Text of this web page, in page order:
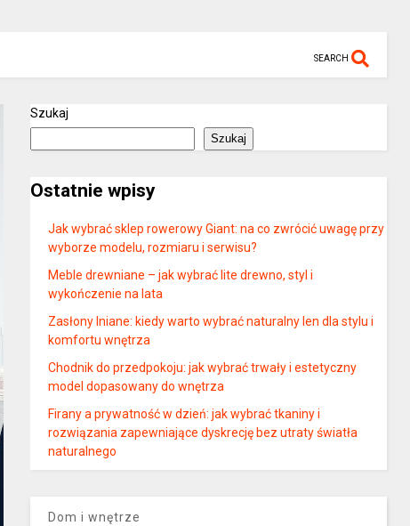
SEARCH
Szukaj
Szukaj
Ostatnie wpisy
Jak wybrać sklep rowerowy Giant: na co zwrócić uwagę przy
wyborze modelu, rozmiaru i serwisu?
Meble drewniane – jak wybrać lite drewno, styl i
wykończenie na lata
Zasłony lniane: kiedy warto wybrać naturalny len dla stylu i
komfortu wnętrza
Chodnik do przedpokoju: jak wybrać trwały i estetyczny
model dopasowany do wnętrza
Firany a prywatność w dzień: jak wybrać tkaniny i
rozwiązania zapewniające dyskrecję bez utraty światła
naturalnego
Dom i wnętrze